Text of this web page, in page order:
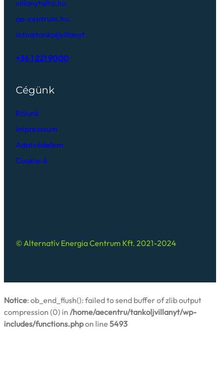
villanytolto.hu
ae-centrum.hu
info@tankoljvillanyt
+36 1 221 9000
Cégünk
Rólunk
Impresszum
Adatvédelem
Cookie-k
© Alternatív Energia Centrum Kft. 2021-2024
Notice: ob_end_flush(): failed to send buffer of zlib output
compression (0) in /home/aecentru/tankoljvillanyt/wp-
includes/functions.phpon line 5493